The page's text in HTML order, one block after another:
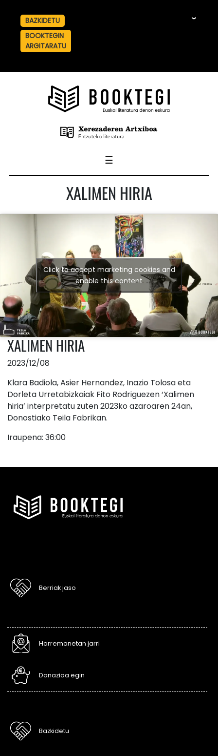
BAZKIDETU
BOOKTEGIN
ARGITARATU
☰
XALIMEN HIRIA
XALIMEN HIRIA
2023/12/08
Klara Badiola, Asier Hernandez, Inazio Tolosa eta
Dorleta Urretabizkaiak Fito Rodriguezen ‘Xalimen
hiria’ interpretatu zuten 2023ko azaroaren 24an,
Donostiako Teila Fabrikan.
Iraupena: 36:00
Click to accept marketing cookies and
enable this content
Berriak jaso
Harremanetan jarri
Donazioa egin
Bazkidetu